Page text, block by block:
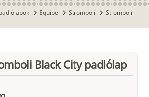
chevron_right Equipe chevron_right Stromboli chevron_right Stromboli
Black City padlólap